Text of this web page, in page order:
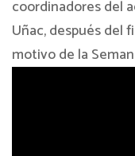
coordinadores del
Uñac, después del
motivo de la